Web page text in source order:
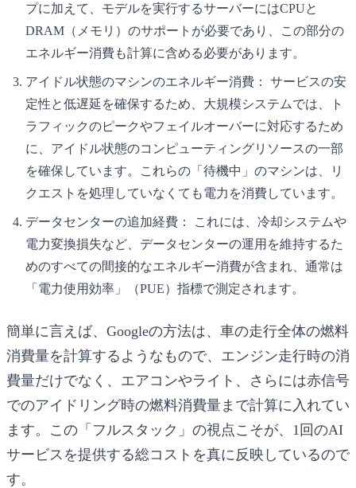
プに加えて、モデルを実行するサーバーにはCPUと
DRAM（メモリ）のサポートが必要であり、この部分の
エネルギー消費も計算に含める必要があります。
アイドル状態のマシンのエネルギー消費：
サービスの安
定性と低遅延を確保するため、大規模システムでは、ト
ラフィックのピークやフェイルオーバーに対応するため
に、アイドル状態のコンピューティングリソースの一部
を確保しています。これらの「待機中」のマシンは、リ
クエストを処理していなくても電力を消費しています。
データセンターの追加経費：
これには、冷却システムや
電力変換損失など、データセンターの運用を維持するた
めのすべての間接的なエネルギー消費が含まれ、通常は
「電力使用効率」（PUE）指標で測定されます。
簡単に言えば、Googleの方法は、車の走行全体の燃料
消費量を計算するようなもので、エンジン走行時の消
費量だけでなく、エアコンやライト、さらには赤信号
でのアイドリング時の燃料消費量まで計算に入れてい
ます。この「フルスタック」の視点こそが、1回のAI
サービスを提供する総コストを真に反映しているので
す。